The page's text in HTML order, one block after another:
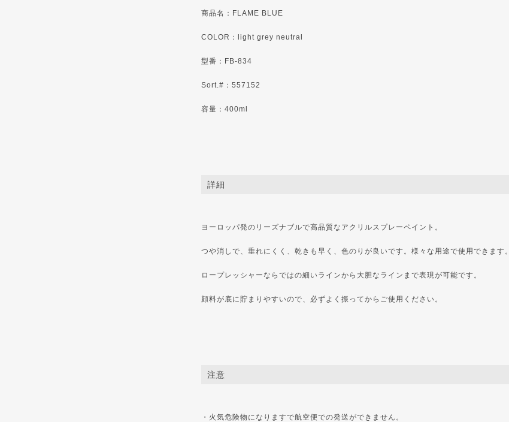
商品名：FLAME BLUE
COLOR：light grey neutral
型番：FB-834
Sort.#：557152
容量：400ml
詳細
ヨーロッパ発のリーズナブルで高品質なアクリルスプレーペイント。
つや消しで、垂れにくく、乾きも早く、色のりが良いです。様々な用途で使用できます。
ロープレッシャーならではの細いラインから大胆なラインまで表現が可能です。
顔料が底に貯まりやすいので、必ずよく振ってからご使用ください。
注意
・火気危険物になりますで航空便での発送ができません。